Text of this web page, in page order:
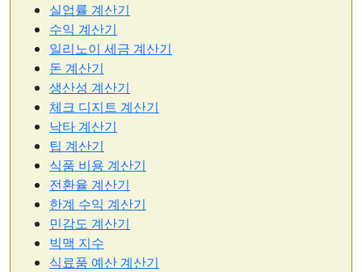
실업률 계산기
수익 계산기
일리노이 세금 계산기
돈 계산기
생산성 계산기
체크 디지트 계산기
낙타 계산기
팁 계산기
식품 비용 계산기
전환율 계산기
한계 수익 계산기
민감도 계산기
빅맥 지수
식료품 예산 계산기